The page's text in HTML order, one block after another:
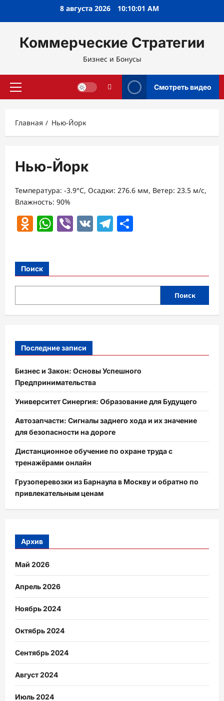
8 августа 2026 10:10:01 AM
Коммерческие Стратегии
Бизнес и Бонусы
Основное
Смотреть видео
Главная Нью-Йорк
Нью-Йорк
Температура: -3.9°C, Осадки: 276.6 мм, Ветер: 23.5 м/с,
Влажность: 90%
Odnoklassniki
WhatsApp
Viber
VK Telegram
Поиск
Поиск
Последние записи
Бизнес и Закон: Основы Успешного
Предпринимательства
Университет Синергия: Образование для Будущего
Автозапчасти: Сигналы заднего хода и их значение
для безопасности на дороге
Дистанционное обучение по охране труда с
тренажёрами онлайн
Грузоперевозки из Барнаула в Москву и обратно по
привлекательным ценам
Архив
Май 2026
Апрель 2026
Ноябрь 2024
Октябрь 2024
Сентябрь 2024
Август 2024
Июль 2024